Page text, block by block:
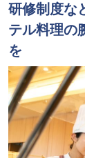
研修制度な
テル料理の
を